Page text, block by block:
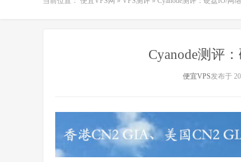
Cyanode测评
便宜VPS发布于